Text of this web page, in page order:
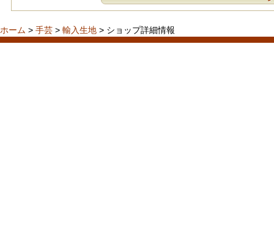
ホーム > 手芸 > 輸入生地 > ショップ詳細情報